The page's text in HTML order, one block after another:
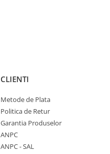
CLIENTI
Metode de Plata
Politica de Retur
Garantia Produselor
ANPC
ANPC - SAL